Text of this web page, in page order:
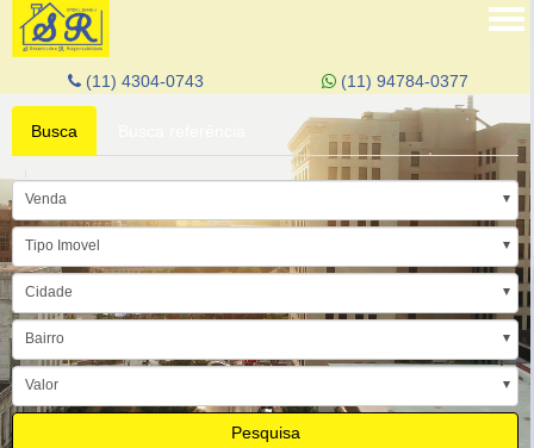
(11) 4304-0743 (11) 94784-0377
Busca
Venda
Tipo Imovel
Cidade
Bairro
Valor
Pesquisa